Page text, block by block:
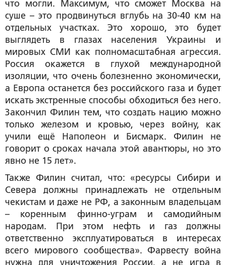
что могли. Максимум, что сможет Москва на
суше – это продвинуться вглубь на 30-40 км на
отдельных участках. Это хорошо, это будет
выглядеть в глазах населения Украины и
мировых СМИ как полномасштабная агрессия.
Россия окажется в глухой международной
изоляции, что очень болезненно экономически,
а Европа останется без российского газа и будет
искать экстренные способы обходиться без него.
Закончил Филин тем, что создать нацию можно
только железом и кровью, через войну, как
учили ещё Наполеон и Бисмарк. Филин не
говорит о сроках начала этой авантюры, но это
явно не 15 лет».
Также Филин считал, что: «ресурсы Сибири и
Севера должны принадлежать не отдельным
чекистам и даже не РФ, а законным владельцам
– коренным финно-уграм и самодийным
народам. При этом нефть и газ должны
ответственно эксплуатироваться в интересах
всего мирового сообщества». Фарвесту война
нужна для уничтожения России, а не игра в